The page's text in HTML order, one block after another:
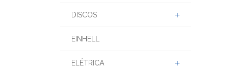
DISCO PARA SERRA
DISCOS